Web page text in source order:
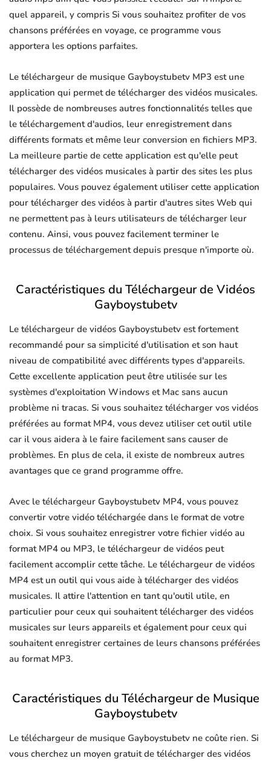
quel appareil, y compris Si vous souhaitez profiter de vos
chansons préférées en voyage, ce programme vous
apportera les options parfaites.
Le téléchargeur de musique Gayboystubetv MP3 est une
application qui permet de télécharger des vidéos musicales.
Il possède de nombreuses autres fonctionnalités telles que
le téléchargement d'audios, leur enregistrement dans
différents formats et même leur conversion en fichiers MP3.
La meilleure partie de cette application est qu'elle peut
télécharger des vidéos musicales à partir des sites les plus
populaires. Vous pouvez également utiliser cette application
pour télécharger des vidéos à partir d'autres sites Web qui
ne permettent pas à leurs utilisateurs de télécharger leur
contenu. Ainsi, vous pouvez facilement terminer le
processus de téléchargement depuis presque n'importe où.
Caractéristiques du Téléchargeur de Vidéos
Gayboystubetv
Le téléchargeur de vidéos Gayboystubetv est fortement
recommandé pour sa simplicité d'utilisation et son haut
niveau de compatibilité avec différents types d'appareils.
Cette excellente application peut être utilisée sur les
systèmes d'exploitation Windows et Mac sans aucun
problème ni tracas. Si vous souhaitez télécharger vos vidéos
préférées au format MP4, vous devez utiliser cet outil utile
car il vous aidera à le faire facilement sans causer de
problèmes. En plus de cela, il existe de nombreux autres
avantages que ce grand programme offre.
Avec le téléchargeur Gayboystubetv MP4, vous pouvez
convertir votre vidéo téléchargée dans le format de votre
choix. Si vous souhaitez enregistrer votre fichier vidéo au
format MP4 ou MP3, le téléchargeur de vidéos peut
facilement accomplir cette tâche. Le téléchargeur de vidéos
MP4 est un outil qui vous aide à télécharger des vidéos
musicales. Il attire l'attention en tant qu'outil utile, en
particulier pour ceux qui souhaitent télécharger des vidéos
musicales sur leurs appareils et également pour ceux qui
souhaitent enregistrer certaines de leurs chansons préférées
au format MP3.
Caractéristiques du Téléchargeur de Musique
Gayboystubetv
Le téléchargeur de musique Gayboystubetv ne coûte rien. Si
vous cherchez un moyen gratuit de télécharger des vidéos